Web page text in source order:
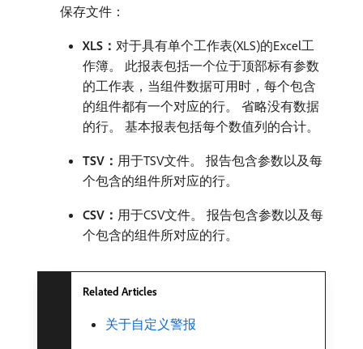
保存文件：
XLS： ​对于具有单个工作表(XLS)的Excel工
作簿。 此报表包括一个位于顶部标有参数
的工作表，当组件数据可用时，每个包含
的组件都有一个对应的行。 省略没有数据
的行。 基本报表包括每个数值列的合计。
TSV： ​用于TSV文件。 报告包含参数以及每
个包含的组件所对应的行。
CSV： ​用于CSV文件。 报告包含参数以及每
个包含的组件所对应的行。
Related Articles
关于自定义警报